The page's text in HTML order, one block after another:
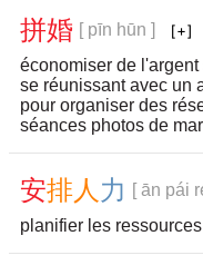
拼婚 [ pīn hūn ]
économiser de
se réunissant avec un
pour organiser des
séances photos de
安排人 力 [ ān pái
planifier les